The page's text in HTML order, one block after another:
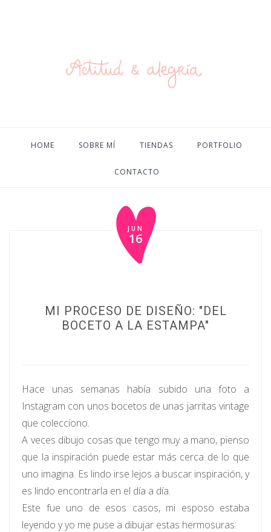
HOME SOBRE MÍ TIENDAS PORTFOLIO
CONTACTO
JUN
16
MI PROCESO DE DISEÑO: "DEL
BOCETO A LA ESTAMPA"
Hace unas semanas había subido una foto a
Instagram con unos bocetos de unas jarritas vintage
que colecciono.
A veces dibujo cosas que tengo muy a mano, pienso
que la inspiración puede estar más cerca de lo que
uno imagina. Es lindo irse lejos a buscar inspiración, y
es lindo encontrarla en el día a día.
Este fue uno de esos casos, mi esposo estaba
leyendo y yo me puse a dibujar estas hermosuras: